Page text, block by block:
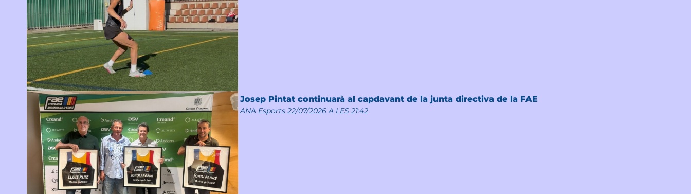
Josep Pintat continuarà al capdavant de la junta directiva de la FAE
ANA Esports 22/07/2026 A LES 21:42